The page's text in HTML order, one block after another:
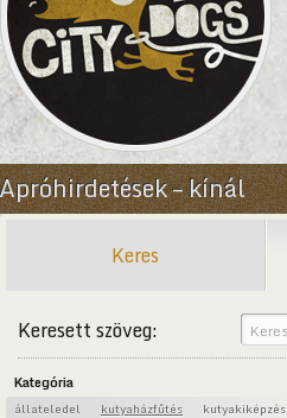
Apróhirdetések – kínál
Keres
Keresett szöveg:
Kategória
állateledel kutyaházfűtés kutyakiképzés